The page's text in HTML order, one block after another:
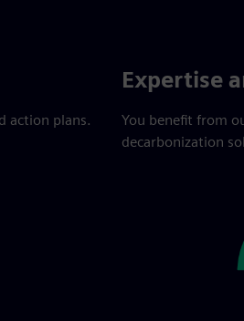
action plans.
Expertise
You benefit from
decarbonization